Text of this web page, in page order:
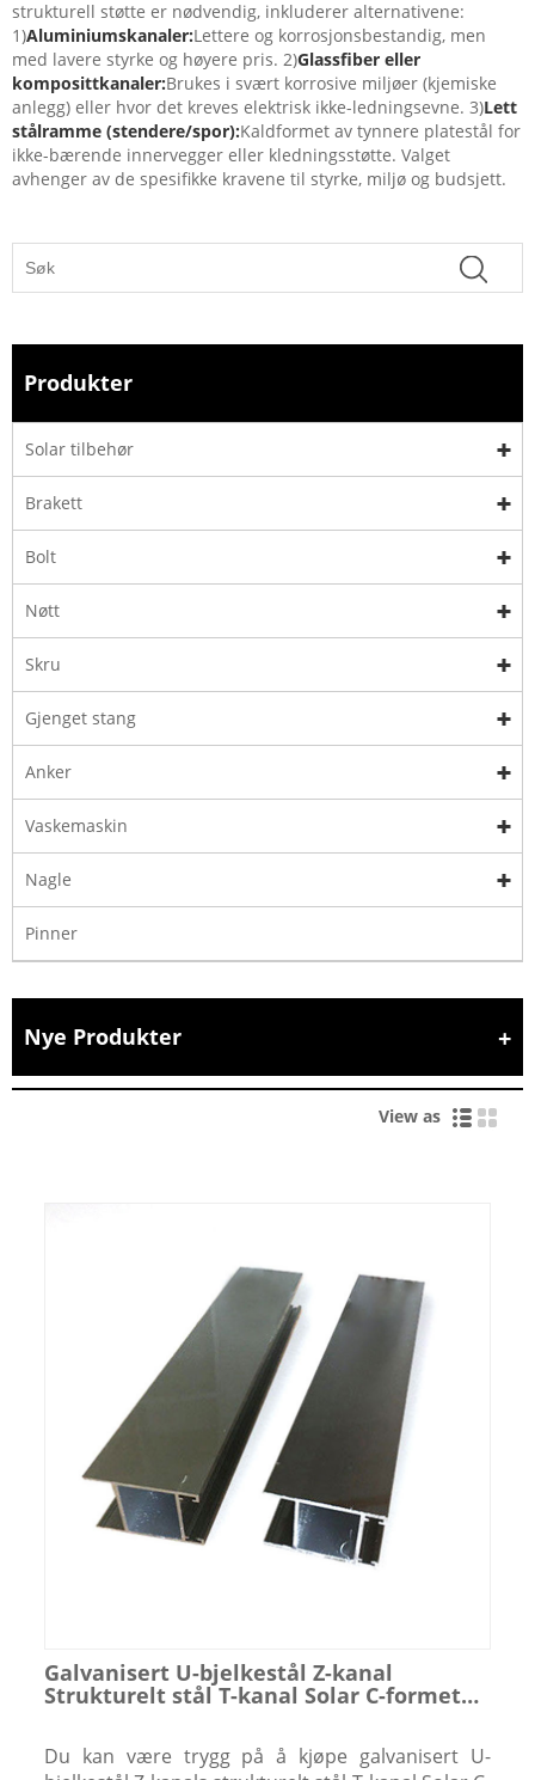
strukturell støtte er nødvendig, inkluderer alternativene:
1)Aluminiumskanaler:Lettere og korrosjonsbestandig, men
med lavere styrke og høyere pris. 2)Glassfiber eller
komposittkanaler:Brukes i svært korrosive miljøer (kjemiske
anlegg) eller hvor det kreves elektrisk ikke-ledningsevne. 3)Lett
stålramme (stendere/spor):Kaldformet av tynnere platestål for
ikke-bærende innervegger eller kledningsstøtte. Valget
avhenger av de spesifikke kravene til styrke, miljø og budsjett.
Produkter
Solar tilbehør
Brakett
Bolt
Nøtt
Skru
Gjenget stang
Anker
Vaskemaskin
Nagle
Pinner
Nye Produkter
View as
Galvanisert U-bjelkestål Z-kanal
Strukturelt stål T-kanal Solar C-formet
Du kan være trygg på å kjøpe galvanisert U-